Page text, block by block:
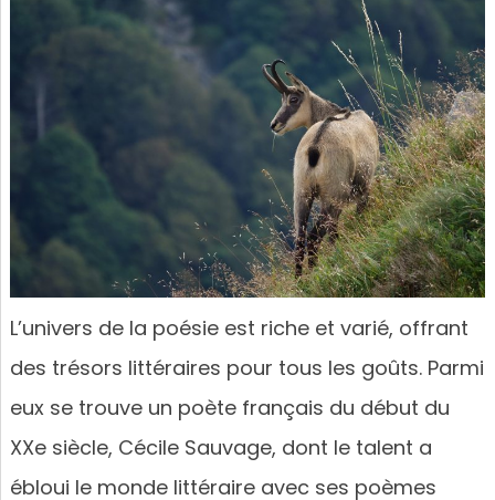
L’univers de la poésie est riche et varié, offrant
des trésors littéraires pour tous les goûts. Parmi
eux se trouve un poète français du début du
XXe siècle, Cécile Sauvage, dont le talent a
ébloui le monde littéraire avec ses poèmes